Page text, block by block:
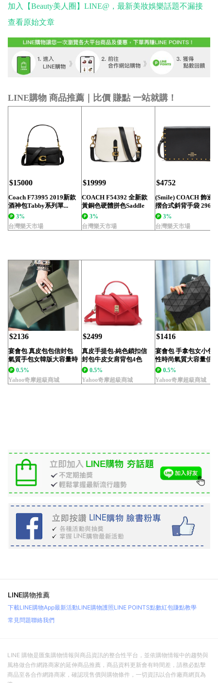
加入【Beauty美人圈】LINE@，最新美妝娛樂話題不漏接
查看原始文章
LINE購物 商品推薦｜比價 賺點 一站就購！
$15000
Coach F73995 2019新款
酒神包Tabby系列單...
3%
台灣樂天市場
$19999
COACH F54392 全新款
黃銅色硬體拼色Saddle
手...3%
台灣樂天市場
$4752
(Smile) COACH 飾邊
摺合式斜背手袋
3%
台灣樂天市場
$2136
宴會包 真皮包包信封包
氣質手包女韓版大容量時
尚百搭宴會包女包...
0.5%
Yahoo奇摩超級商城
$2499
真皮手提包-純色鎖扣信
封包牛皮女肩背包4色
73vg6【巴黎精...
0.5%
Yahoo奇摩超級商城
$1416
宴會包 手拿包女小包
性時尚氣質大容量信
菱格幾何包手包小...
0.5%
Yahoo奇摩超級商城
LINE購物推薦
下載LINE購物App最新活動LINE購物護照LINE POINTS點數紅包賺點教學
常見問題聯絡我們
LINE 購物是匯集購物情報與商品資訊的整合性平台，並依購物情報中的趨勢與
風格做合作網路商家的延伸商品推薦，商品資料更新會有時間差，請務必點擊
商品至各合作網路商家，確認現售價與購物條件，一切資訊以合作廠商網頁為